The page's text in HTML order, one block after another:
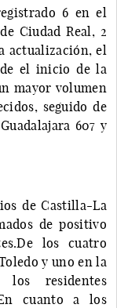
6 en el
Ciudad Real, 2
actualización, el
el inicio de la
mayor volumen
seguido de
607 y
de Castilla-La
de positivo
los cuatro
y uno en la
residentes
cuanto a los